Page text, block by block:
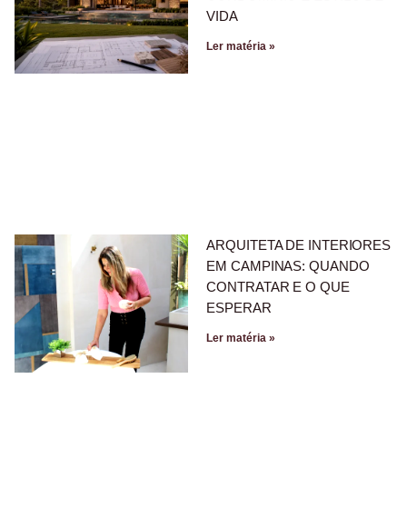
VIDA
Ler matéria »
ARQUITETA DE INTERIORES
EM CAMPINAS: QUANDO
CONTRATAR E O QUE
ESPERAR
Ler matéria »